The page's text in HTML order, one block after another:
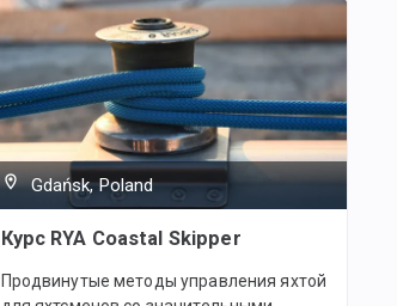
Gdańsk, Poland
Курс RYA Coastal Skipper
Продвинутые методы управления яхтой